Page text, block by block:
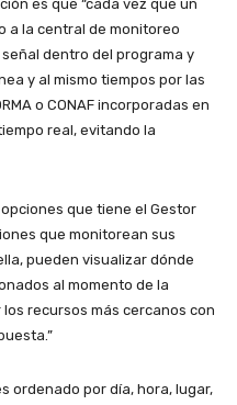
es que “cada vez que un
a la central de monitoreo
dentro del programa y
y al mismo tiempos por las
o CONAF incorporadas en
real, evitando la
que tiene el Gestor
que monitorean sus
pueden visualizar dónde
al momento de la
recursos más cercanos con
ordenado por día, hora, lugar,